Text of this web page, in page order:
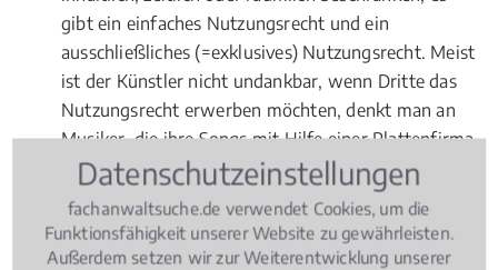
gibt ein einfaches Nutzungsrecht und ein
ausschließliches (=exklusives) Nutzungsrecht. Meist
ist der Künstler nicht undankbar, wenn Dritte das
Nutzungsrecht erwerben möchten, denkt man an
Musiker, die ihre Songs mit Hilfe einer Plattenfirma
zum Hit machen möchten. Damit der Vertrag aber
für beide Seiten profitabel und möglichst fair ist,
dazu sollte ein Fachanwalt fürUrheberrecht
Medienrechtbeauftragt werden.
Datenschutzeinstellungen
fachanwaltsuche.de verwendet Cookies, um die
Funktionsfähigkeit unserer Website zu gewährleisten.
Außerdem setzen wir zur Weiterentwicklung unserer